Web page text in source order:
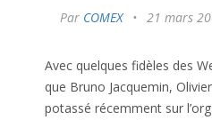
Par COMEX • 21 mars
Avec quelques fidèles des
que Bruno Jacquemin,
potassé récemment sur